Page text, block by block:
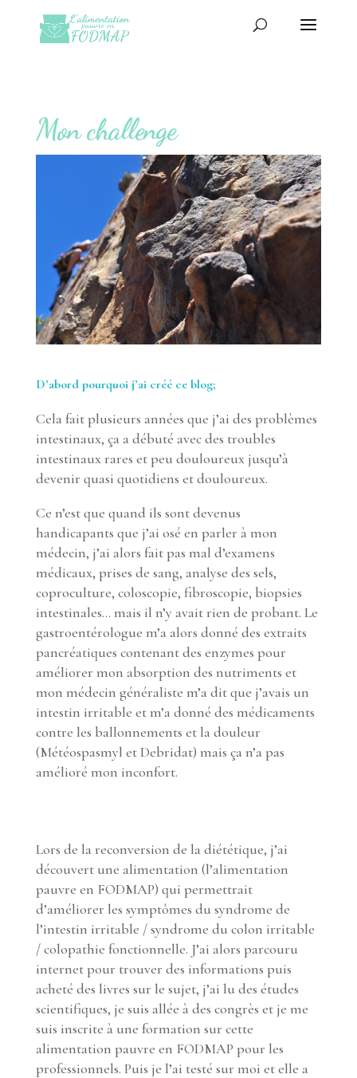
Mon challenge
D’abord pourquoi j’ai créé ce blog;
Cela fait plusieurs années que j’ai des problèmes
intestinaux, ça a débuté avec des troubles
intestinaux rares et peu douloureux jusqu’à
devenir quasi quotidiens et douloureux.
Ce n’est que quand ils sont devenus
handicapants que j’ai osé en parler à mon
médecin, j’ai alors fait pas mal d’examens
médicaux, prises de sang, analyse des sels,
coproculture, coloscopie, fibroscopie, biopsies
intestinales… mais il n’y avait rien de probant. Le
gastroentérologue m’a alors donné des extraits
pancréatiques contenant des enzymes pour
améliorer mon absorption des nutriments et
mon médecin généraliste m’a dit que j’avais un
intestin irritable et m’a donné des médicaments
contre les ballonnements et la douleur
(Météospasmyl et Debridat) mais ça n’a pas
amélioré mon inconfort.
Lors de la reconversion de la diététique, j’ai
découvert une alimentation (l’alimentation
pauvre en FODMAP) qui permettrait
d’améliorer les symptômes du syndrome de
l’intestin irritable / syndrome du colon irritable
/ colopathie fonctionnelle. J’ai alors parcouru
internet pour trouver des informations puis
acheté des livres sur le sujet, j’ai lu des études
scientifiques, je suis allée à des congrès et je me
suis inscrite à une formation sur cette
alimentation pauvre en FODMAP pour les
professionnels. Puis je l’ai testé sur moi et elle a